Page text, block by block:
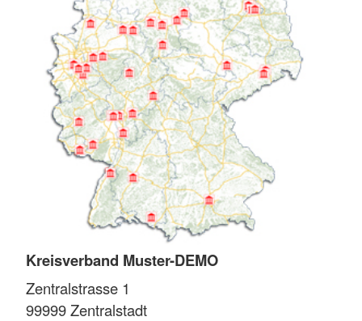
Kreisverband Muster-DEMO
Zentralstrasse 1
99999Zentralstadt